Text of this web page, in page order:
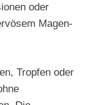
oder
Magen-
Tropfen oder